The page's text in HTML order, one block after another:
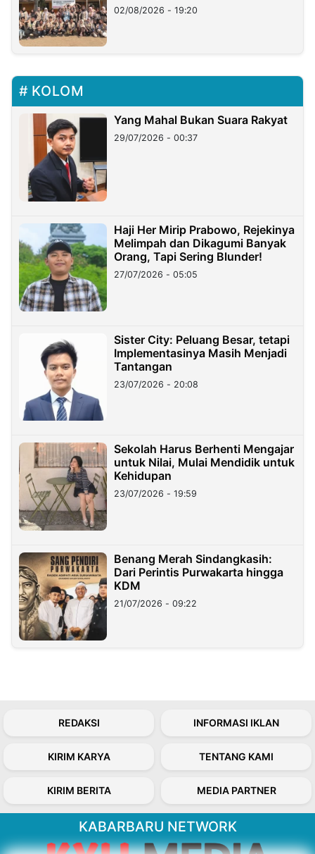
02/08/2026 - 19:20
KOLOM
Yang Mahal Bukan Suara Rakyat
29/07/2026 - 00:37
Haji Her Mirip Prabowo, Rejekinya
Melimpah dan Dikagumi Banyak
Orang, Tapi Sering Blunder!
27/07/2026 - 05:05
Sister City: Peluang Besar, tetapi
Implementasinya Masih Menjadi
Tantangan
23/07/2026 - 20:08
Sekolah Harus Berhenti Mengajar
untuk Nilai, Mulai Mendidik untuk
Kehidupan
23/07/2026 - 19:59
Benang Merah Sindangkasih:
Dari Perintis Purwakarta hingga
KDM
21/07/2026 - 09:22
REDAKSI INFORMASI IKLAN
KIRIM KARYA TENTANG KAMI
KIRIM BERITA MEDIA PARTNER
KABARBARU NETWORK